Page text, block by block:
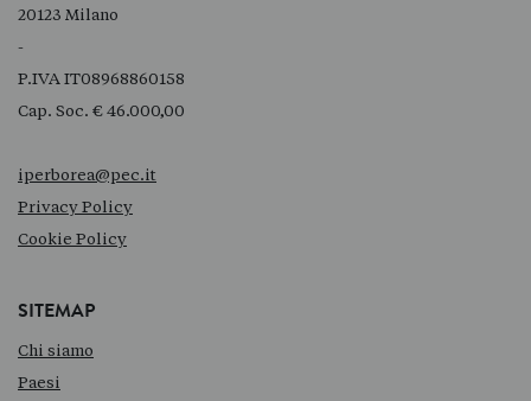
20123 Milano
-
P.IVA IT08968860158
Cap. Soc. € 46.000,00
iperborea@pec.it
Privacy Policy
Cookie Policy
SITEMAP
Chi siamo
Paesi